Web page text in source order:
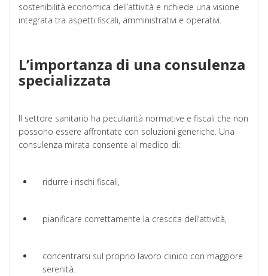
sostenibilità economica dell’attività e richiede una visione
integrata tra aspetti fiscali, amministrativi e operativi.
L’importanza di una consulenza
specializzata
Il settore sanitario ha peculiarità normative e fiscali che non
possono essere affrontate con soluzioni generiche. Una
consulenza mirata consente al medico di:
ridurre i rischi fiscali,
pianificare correttamente la crescita dell’attività,
concentrarsi sul proprio lavoro clinico con maggiore
serenità.